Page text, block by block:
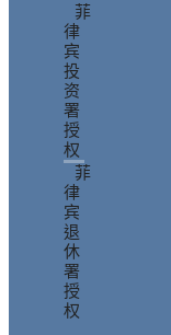
菲
律
宾
投
资
署
授
权
菲
律
宾
退
休
署
授
权